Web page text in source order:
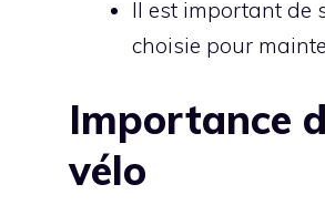
Il est important de
choisie pour
Importance
vélo